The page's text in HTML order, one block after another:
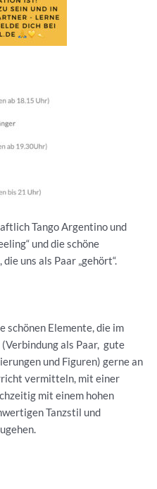
Tango Argentino und
und die schöne
uns als Paar „gehört“.
schönen Elemente, die im
als Paar, gute
und Figuren) gerne an
vermitteln, mit einer
mit einem hohen
Tanzstil und